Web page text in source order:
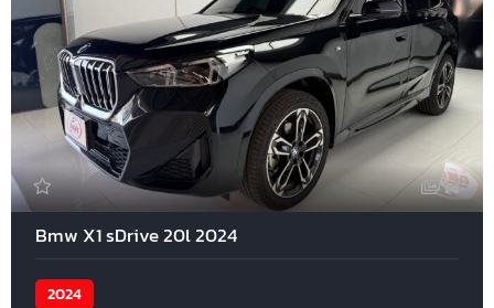
14
Bmw X1 sDrive 20l 2024
2024